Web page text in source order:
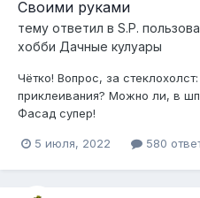
Своими руками
тему ответил в S.P.
хобби Дачные кулуары
Чëтко! Вопрос, за
приклеивания? Можно ли, в
Фасад супер!
5 июля, 2022 580